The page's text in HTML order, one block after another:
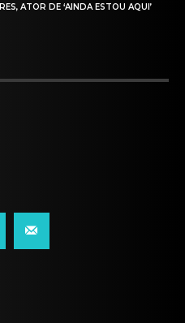
ATOR DE ‘AINDA ESTOU AQUI’